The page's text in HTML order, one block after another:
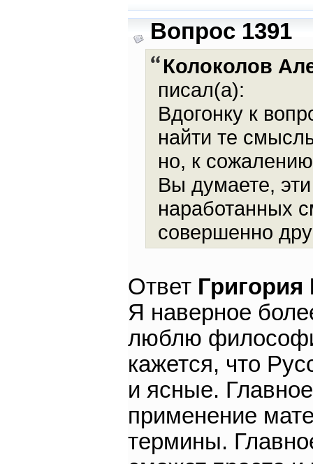
Вопрос 1391
Колоколов
писал(а):
Вдогонку к
найти те
но, к
Вы думаете,
наработанных
совершенно
Ответ
Я наверное
люблю
кажется, что
и ясные.
применение
термины.